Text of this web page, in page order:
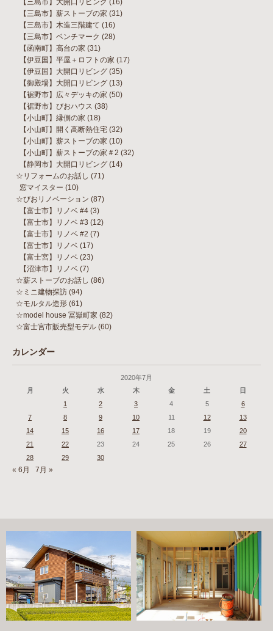
【三島市】大開口リビング (16)
【三島市】薪ストーブの家 (31)
【三島市】木造三階建て (16)
【三島市】ベンチマーク (28)
【函南町】高台の家 (31)
【伊豆国】平屋＋ロフトの家 (17)
【伊豆国】大開口リビング (35)
【御殿場】大開口リビング (13)
【裾野市】広々デッキの家 (50)
【裾野市】びおハウス (38)
【小山町】縁側の家 (18)
【小山町】開く高断熱住宅 (32)
【小山町】薪ストーブの家 (10)
【小山町】薪ストーブの家＃2 (32)
【静岡市】大開口リビング (14)
☆リフォームのお話し (71)
窓マイスター (10)
☆びおリノベーション (87)
【富士市】リノベ #4 (3)
【富士市】リノベ #3 (12)
【富士市】リノベ #2 (7)
【富士市】リノベ (17)
【富士宮】リノベ (23)
【沼津市】リノベ (7)
☆薪ストーブのお話し (86)
☆ミニ建物探訪 (94)
☆モルタル造形 (61)
☆model house 冨嶽町家 (82)
☆富士宮市販売型モデル (60)
カレンダー
2020年7月
月
火 水 木 金 土
日
1
2 3 4 5
6
7
8 9 10 11 12
13
14
15 16 17 18 19
20
21
22 23 24 25 26
27
28
29 30
« 6月 7月 »